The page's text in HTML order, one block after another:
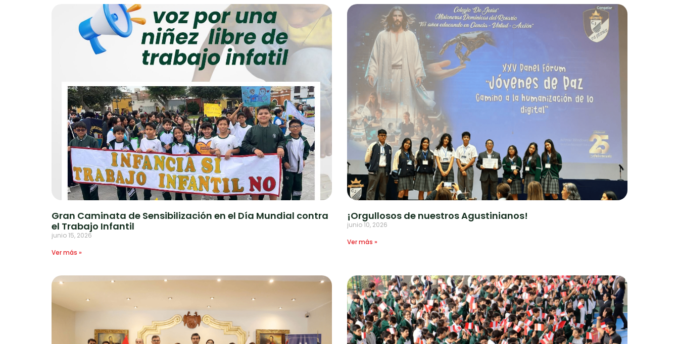
Gran Caminata de Sensibilización en el Día Mundial contra
el Trabajo Infantil
junio 15, 2026
Ver más »
¡Orgullosos de nuestros Agustinianos!
junio 10, 2026
Ver más »